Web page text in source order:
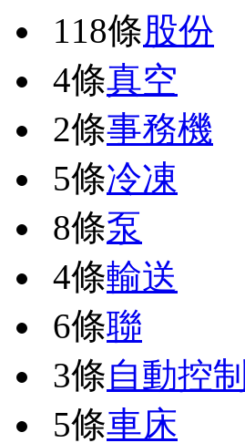
118條股份
4條真空
2條事務機
5條冷凍
8條泵
4條輸送
6條聯
3條自動控
5條車床